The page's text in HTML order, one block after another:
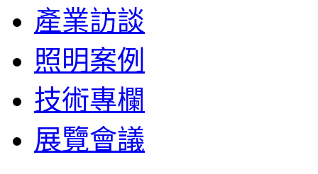
產業訪談
照明案例
技術專欄
展覽會議